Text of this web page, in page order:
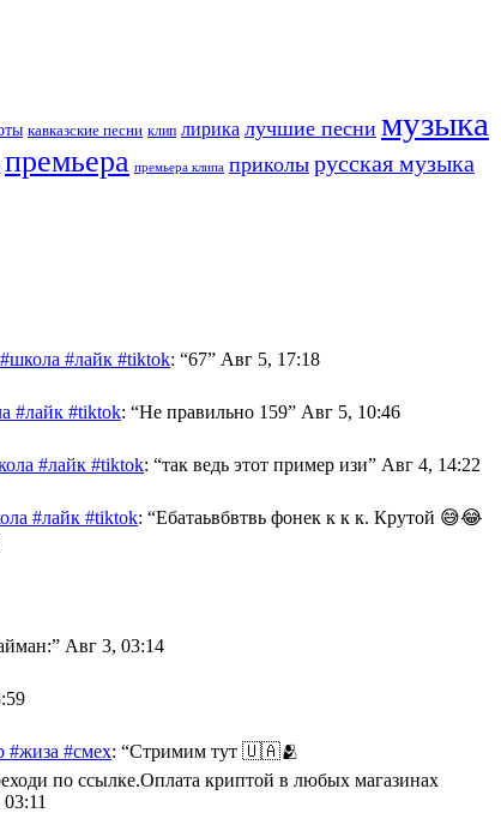
кавказские песни клип лирика лучшие песни музыка
премьера премьера клипа приколы русская музыка
#лайк #tiktok: “67” Авг 5, 17:18
#лайк #tiktok: “Не правильно 159” Авг 5, 10:46
#лайк #tiktok: “так ведь этот пример изи” Авг 4, 14:22
#лайк #tiktok: “Ебатаьвбвтвь фонек к к к. Крутой 😅😂
” Авг 3, 03:14
#жиза #смех: “Стримим тут 🇺🇦🫂
по ссылке.Оплата криптой в любых магазинах